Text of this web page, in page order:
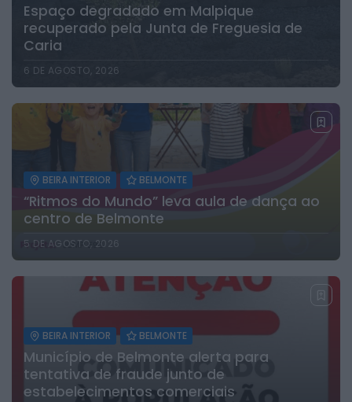
Espaço degradado em Malpique
recuperado pela Junta de Freguesia de
Caria
6 DE AGOSTO, 2026
BEIRA INTERIOR BELMONTE
“Ritmos do Mundo” leva aula de dança ao
centro de Belmonte
5 DE AGOSTO, 2026
BEIRA INTERIOR BELMONTE
Município de Belmonte alerta para
tentativa de fraude junto de
estabelecimentos comerciais